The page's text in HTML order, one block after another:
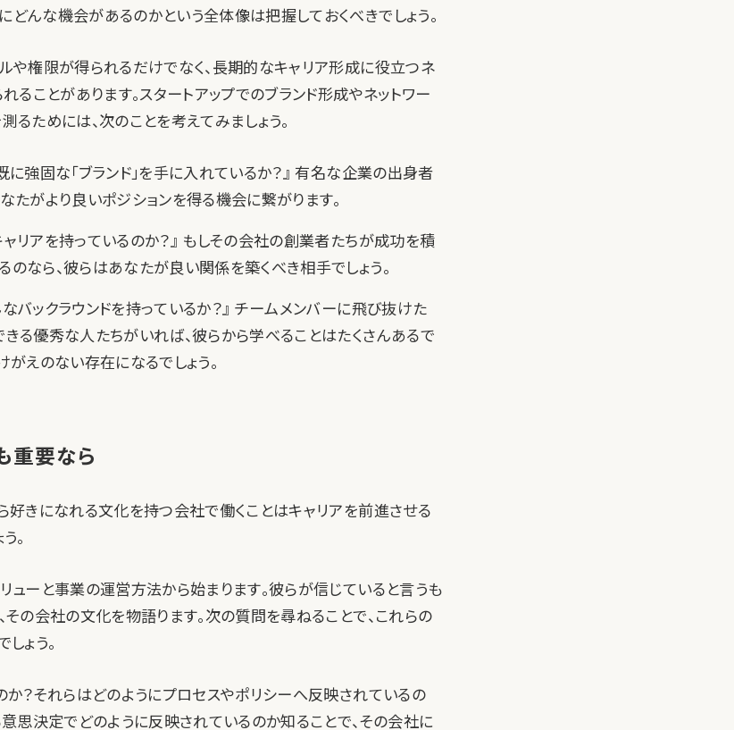
んな機会があるのかという全体像は把握しておくべきでしょう。
や権限が得られるだけでなく、長期的なキャリア形成に役立つネ
ることがあります。スタートアップでのブランド形成やネットワー
るためには、次のことを考えてみましょう。
に強固な「ブランド」を手に入れているか？』 有名な企業の出身者
たがより良いポジションを得る機会に繋がります。
リアを持っているのか？』 もしその会社の創業者たちが成功を積
なら、彼らはあなたが良い関係を築くべき相手でしょう。
バックラウンドを持っているか？』 チームメンバーに飛び抜けた
る優秀な人たちがいれば、彼らから学べることはたくさんあるで
がえのない存在になるでしょう。
重要なら
好きになれる文化を持つ会社で働くことはキャリアを前進させる
。
ューと事業の運営方法から始まります。彼らが信じていると言うも
その会社の文化を物語ります。次の質問を尋ねることで、これらの
ょう。
か？それらはどのようにプロセスやポリシーへ反映されているの
意思決定でどのように反映されているのか知ることで、その会社に